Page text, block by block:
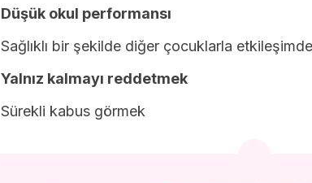
Düşük okul performansı
Sağlıklı bir şekilde diğer çocuklarla
Yalnız kalmayı reddetmek
Sürekli kabus görmek